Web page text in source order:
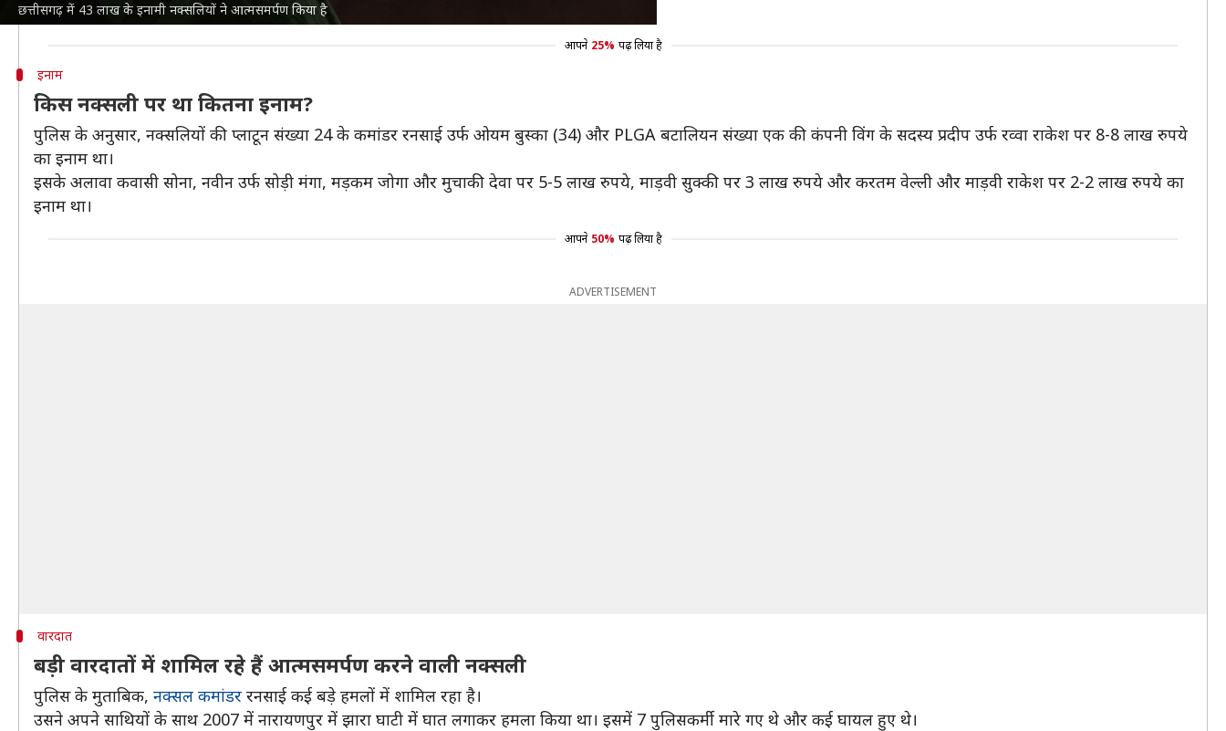
छत्तीसगढ़ में 43 लाख के इनामी नक्सलियों ने आत्मसमर्पण किया है
उद्देश्य दूरदराज के गांवों में विकास कार्यों को सुविधाजनक बनाना है।"
आपने 25% पढ़ लिया है
इनाम
किस नक्सली पर था कितना इनाम?
पुलिस के अनुसार, नक्सलियों की प्लाटून संख्या 24 के कमांडर रनसाई उर्फ ओयम बुस्का (34) और PLGA बटालियन संख्या एक की कंपनी विंग के सदस्य प्रदीप उर्फ रव्वा राकेश पर 8-8 लाख रुपये
का इनाम था।
इसके अलावा कवासी सोना, नवीन उर्फ सोड़ी मंगा, मड़कम जोगा और मुचाकी देवा पर 5-5 लाख रुपये, माड़वी सुक्की पर 3 लाख रुपये और करतम वेल्ली और माड़वी राकेश पर 2-2 लाख रुपये का
इनाम था।
आपने 50% पढ़ लिया है
ADVERTISEMENT
वारदात
बड़ी वारदातों में शामिल रहे हैं आत्मसमर्पण करने वाली नक्सली
पुलिस के मुताबिक, नक्सल कमांडर रनसाई कई बड़े हमलों में शामिल रहा है।
उसने अपने साथियों के साथ 2007 में नारायणपुर में झारा घाटी में घात लगाकर हमला किया था। इसमें 7 पुलिसकर्मी मारे गए थे और कई घायल हुए थे।